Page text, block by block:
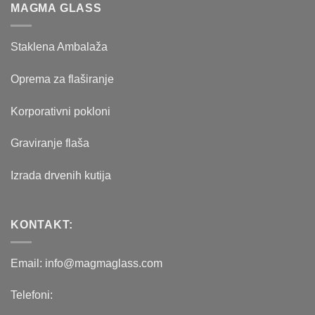
MAGMA GLASS
Staklena Ambalaža
Oprema za flaširanje
Korporativni pokloni
Graviranje flaša
Izrada drvenih kutija
KONTAKT:
Email: info@magmaglass.com
Telefoni: